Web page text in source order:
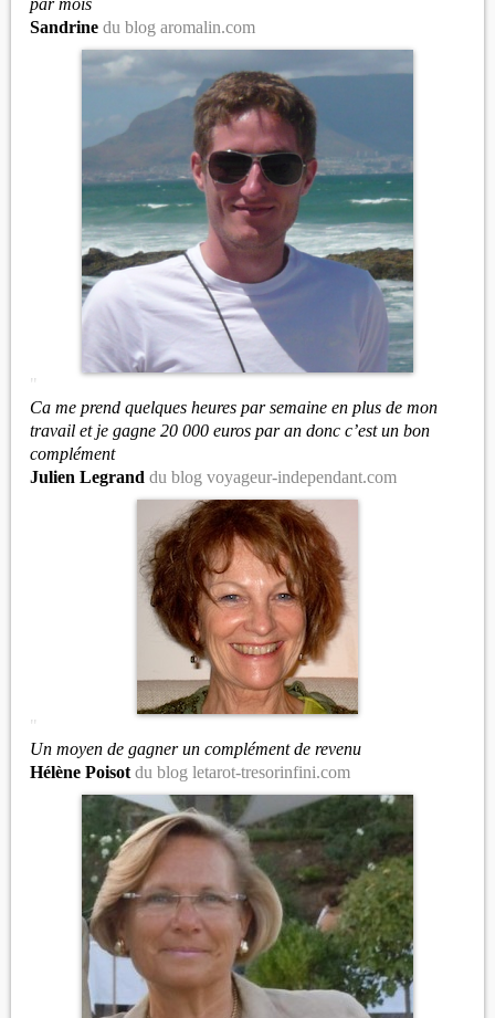
par mois
Sandrine du blog aromalin.com
"
Ca me prend quelques heures par semaine en plus de mon
travail et je gagne 20 000 euros par an donc c’est un bon
complément
Julien Legrand du blog voyageur-independant.com
"
Un moyen de gagner un complément de revenu
Hélène Poisot du blog letarot-tresorinfini.com